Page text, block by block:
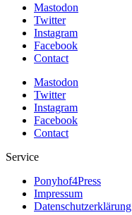
Mastodon
Twitter
Instagram
Facebook
Contact
Mastodon
Twitter
Instagram
Facebook
Contact
Service
Ponyhof4Press
Impressum
Datenschutzerklärung